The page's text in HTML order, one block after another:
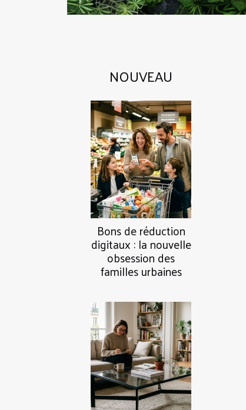
NOUVEAU
Bons de réduction
digitaux : la nouvelle
obsession des
familles urbaines